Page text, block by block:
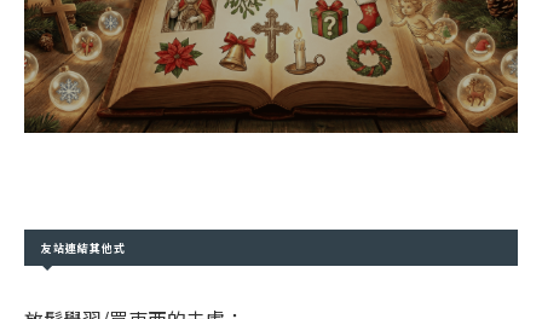
友站連結其他式